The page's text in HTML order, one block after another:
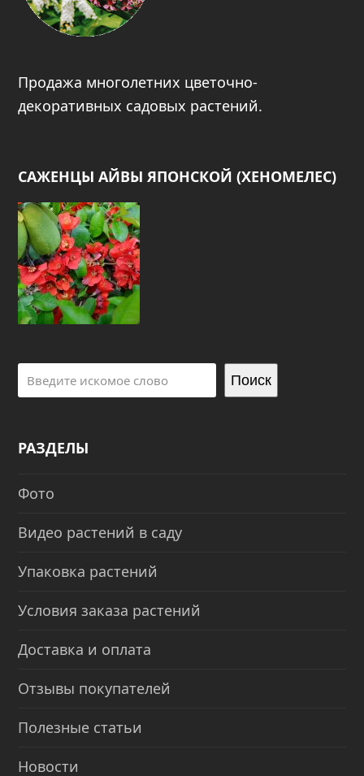
Продажа многолетних цветочно-
декоративных садовых растений.
САЖЕНЦЫ АЙВЫ ЯПОНСКОЙ (ХЕНОМЕЛЕС)
Поиск
РАЗДЕЛЫ
Фото
Видео растений в саду
Упаковка растений
Условия заказа растений
Доставка и оплата
Отзывы покупателей
Полезные статьи
Новости